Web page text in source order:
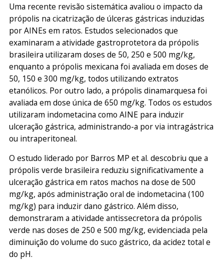
Uma recente revisão sistemática avaliou o impacto da
própolis na cicatrização de úlceras gástricas induzidas
por AINEs em ratos. Estudos selecionados que
examinaram a atividade gastroprotetora da própolis
brasileira utilizaram doses de 50, 250 e 500 mg/kg,
enquanto a própolis mexicana foi avaliada em doses de
50, 150 e 300 mg/kg, todos utilizando extratos
etanólicos. Por outro lado, a própolis dinamarquesa foi
avaliada em dose única de 650 mg/kg. Todos os estudos
utilizaram indometacina como AINE para induzir
ulceração gástrica, administrando-a por via intragástrica
ou intraperitoneal.
O estudo liderado por Barros MP et al. descobriu que a
própolis verde brasileira reduziu significativamente a
ulceração gástrica em ratos machos na dose de 500
mg/kg, após administração oral de indometacina (100
mg/kg) para induzir dano gástrico. Além disso,
demonstraram a atividade antissecretora da própolis
verde nas doses de 250 e 500 mg/kg, evidenciada pela
diminuição do volume do suco gástrico, da acidez total e
do pH.